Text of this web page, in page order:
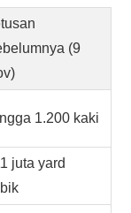
(9
1.200 kaki
juta yard